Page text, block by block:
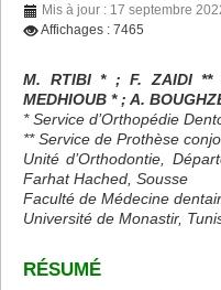
Mis à jour : 17 septembre
Affichages : 7465
M. RTIBI * ; F. ZAIDI
MEDHIOUB * ; A.
* Service d’Orthopédie
** Service de Prothèse
Unité d’Orthodontie,
Farhat Hached, Sousse
Faculté de Médecine
Université de Monastir,
RÉSUMÉ